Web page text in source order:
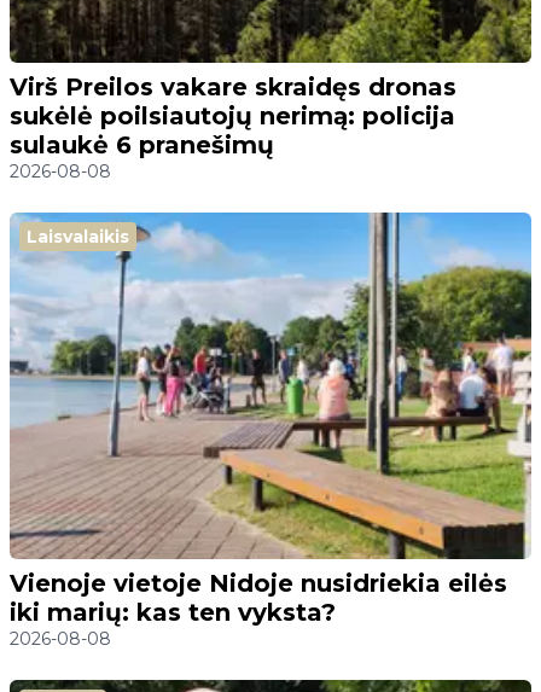
Virš Preilos vakare skraidęs dronas
sukėlė poilsiautojų nerimą: policija
sulaukė 6 pranešimų
2026-08-08
Laisvalaikis
Vienoje vietoje Nidoje nusidriekia eilės
iki marių: kas ten vyksta?
2026-08-08